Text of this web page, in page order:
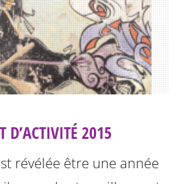
D’ACTIVITÉ 2015
révélée être une année